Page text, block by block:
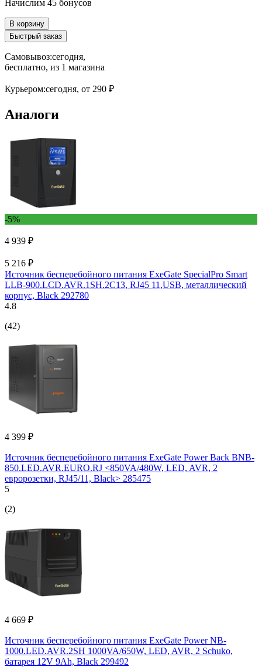
Начислим 45 бонусов
В корзину
Быстрый заказ
Самовывоз:сегодня,
бесплатно, из 1 магазина
Курьером:сегодня, от 290 ₽
Аналоги
-5%
4 939 ₽
5 216 ₽
Источник бесперебойного питания ExeGate SpecialPro Smart
LLB-900.LCD.AVR.1SH.2C13, RJ45 11,USB, металлический
корпус, Black 292780
4.8
(42)
4 399 ₽
Источник бесперебойного питания ExeGate Power Back BNB-
850.LED.AVR.EURO.RJ <850VA/480W, LED, AVR, 2
евророзетки, RJ45/11, Black> 285475
5
(2)
4 669 ₽
Источник бесперебойного питания ExeGate Power NB-
1000.LED.AVR.2SH 1000VA/650W, LED, AVR, 2 Schuko,
батарея 12V 9Ah, Black 299492